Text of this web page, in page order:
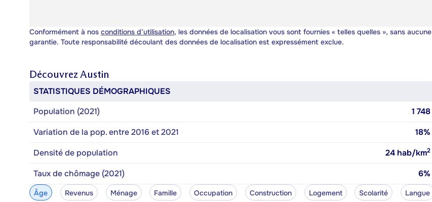
Conformément à nos conditions d’utilisation, les données de localisation vous sont fournies « telles quelles », sans aucune
garantie. Toute responsabilité découlant des données de localisation est expressément exclue.
Découvrez Austin
STATISTIQUES DÉMOGRAPHIQUES
Population (2021)
1 748
Variation de la pop. entre 2016 et 2021
18%
Densité de population
24 hab/km2
Taux de chômage (2021) 6%
Âge Revenus Ménage Famille Occupation Construction Logement Scolarité Langue